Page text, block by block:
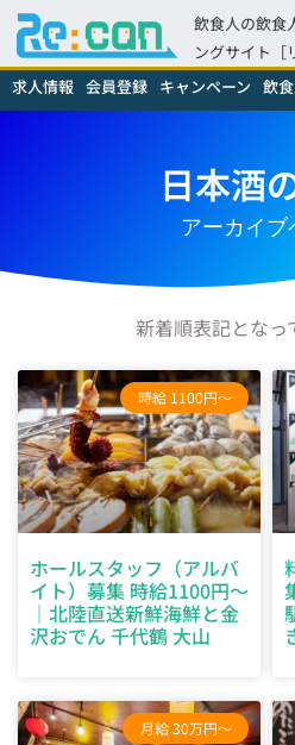
飲食人の飲食
ングサイト［
求人情報 会員登録 キャンペーン 飲
日本酒
アーカイブ
新着順表記となっ
時給 1100円～
ホールスタッフ（アルバ
イト）募集 時給1100円～
｜北陸直送新鮮海鮮と金
沢おでん 千代鶴 大山
月給 30万円～